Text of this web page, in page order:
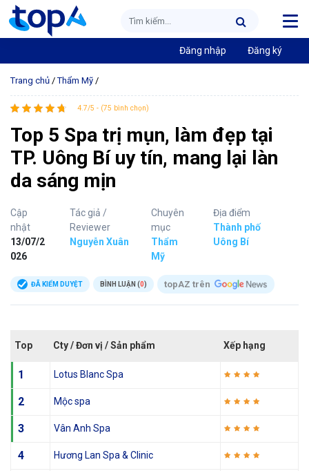
Đăng nhập Đăng ký
Trang chủ /Thẩm Mỹ /
4.7/5 - (75 bình chọn)
Top 5 Spa trị mụn, làm đẹp tại
TP. Uông Bí uy tín, mang lại làn
da sáng mịn
Cập
nhật
13/07/2
026
Tác giả /
Reviewer
Nguyễn Xuân
Chuyên
mục
Thẩm
Mỹ
Địa điểm
Thành phố
Uông Bí
ĐÃ KIỂM DUYỆT BÌNH LUẬN (0) topAZ trên
Top Cty / Đơn vị / Sản phẩm Xếp hạng
1 Lotus Blanc Spa
2 Mộc spa
3 Vân Anh Spa
4 Hương Lan Spa & Clinic